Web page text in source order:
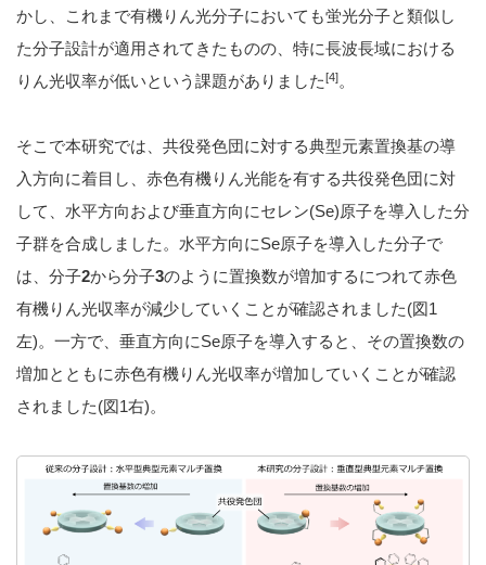
かし、これまで有機りん光分子においても蛍光分子と類似し
た分子設計が適用されてきたものの、特に長波長域における
りん光収率が低いという課題がありました[4]。
そこで本研究では、共役発色団に対する典型元素置換基の導
入方向に着目し、赤色有機りん光能を有する共役発色団に対
して、水平方向および垂直方向にセレン(Se)原子を導入した分
子群を合成しました。水平方向にSe原子を導入した分子で
は、分子2から分子3のように置換数が増加するにつれて赤色
有機りん光収率が減少していくことが確認されました(図1
左)。一方で、垂直方向にSe原子を導入すると、その置換数の
増加とともに赤色有機りん光収率が増加していくことが確認
されました(図1右)。